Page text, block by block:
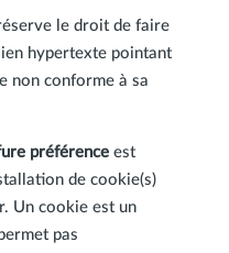
le droit de faire
hypertexte pointant
non conforme à sa
préférence est
de cookie(s)
Un cookie est un
pas